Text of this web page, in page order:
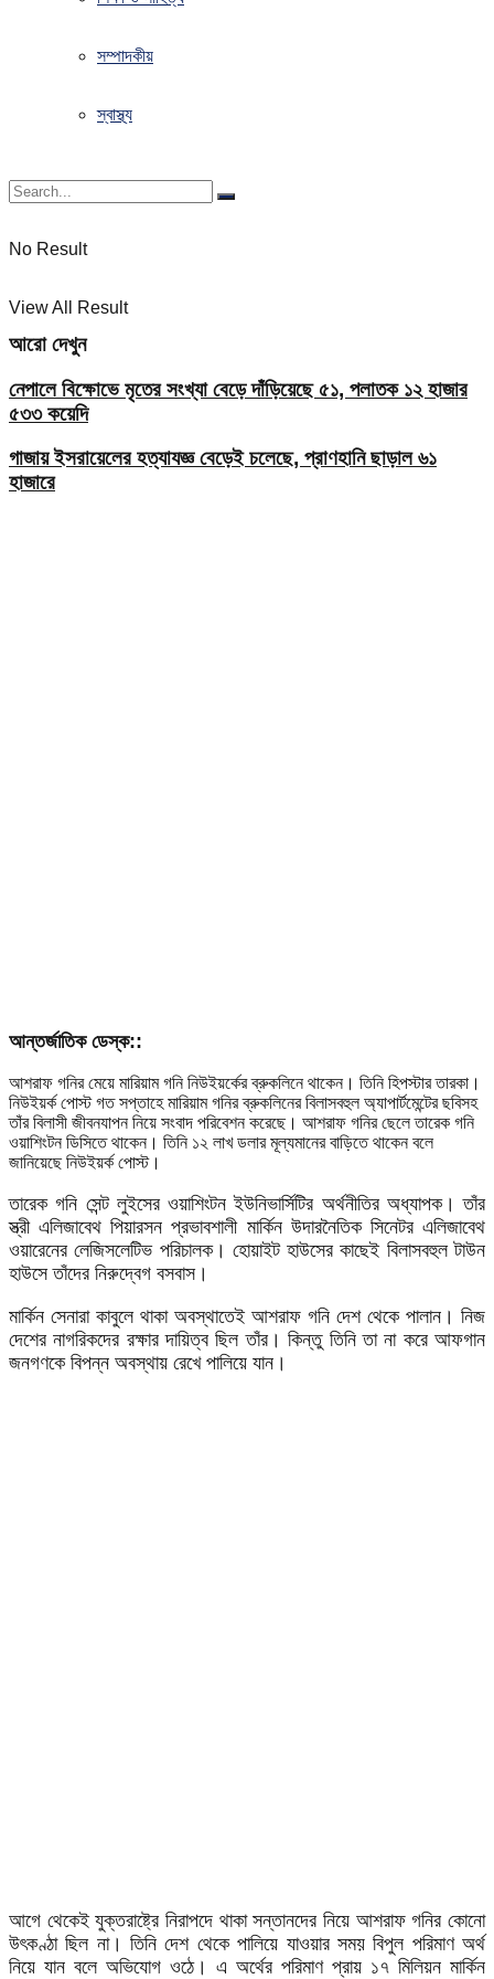
সম্পাদকীয়
স্বাস্থ্য
No Result
View All Result
আরো দেখুন
নেপালে বিক্ষোভে মৃতের সংখ্যা বেড়ে দাঁড়িয়েছে ৫১, পলাতক ১২ হাজার
৫৩৩ কয়েদি
গাজায় ইসরায়েলের হত্যাযজ্ঞ বেড়েই চলেছে, প্রাণহানি ছাড়াল ৬১
হাজারে
আন্তর্জাতিক ডেস্ক::
আশরাফ গনির মেয়ে মারিয়াম গনি নিউইয়র্কের ব্রুকলিনে থাকেন। তিনি হিপস্টার তারকা।
নিউইয়র্ক পোস্ট গত সপ্তাহে মারিয়াম গনির ব্রুকলিনের বিলাসবহুল অ্যাপার্টমেন্টের ছবিসহ
তাঁর বিলাসী জীবনযাপন নিয়ে সংবাদ পরিবেশন করেছে। আশরাফ গনির ছেলে তারেক গনি
ওয়াশিংটন ডিসিতে থাকেন। তিনি ১২ লাখ ডলার মূল্যমানের বাড়িতে থাকেন বলে
জানিয়েছে নিউইয়র্ক পোস্ট।
তারেক গনি সেন্ট লুইসের ওয়াশিংটন ইউনিভার্সিটির অর্থনীতির অধ্যাপক। তাঁর
স্ত্রী এলিজাবেথ পিয়ারসন প্রভাবশালী মার্কিন উদারনৈতিক সিনেটর এলিজাবেথ
ওয়ারেনের লেজিসলেটিভ পরিচালক। হোয়াইট হাউসের কাছেই বিলাসবহুল টাউন
হাউসে তাঁদের নিরুদ্বেগ বসবাস।
মার্কিন সেনারা কাবুলে থাকা অবস্থাতেই আশরাফ গনি দেশ থেকে পালান। নিজ
দেশের নাগরিকদের রক্ষার দায়িত্ব ছিল তাঁর। কিন্তু তিনি তা না করে আফগান
জনগণকে বিপন্ন অবস্থায় রেখে পালিয়ে যান।
আগে থেকেই যুক্তরাষ্ট্রে নিরাপদে থাকা সন্তানদের নিয়ে আশরাফ গনির কোনো
উৎকণ্ঠা ছিল না। তিনি দেশ থেকে পালিয়ে যাওয়ার সময় বিপুল পরিমাণ অর্থ
নিয়ে যান বলে অভিযোগ ওঠে। এ অর্থের পরিমাণ প্রায় ১৭ মিলিয়ন মার্কিন